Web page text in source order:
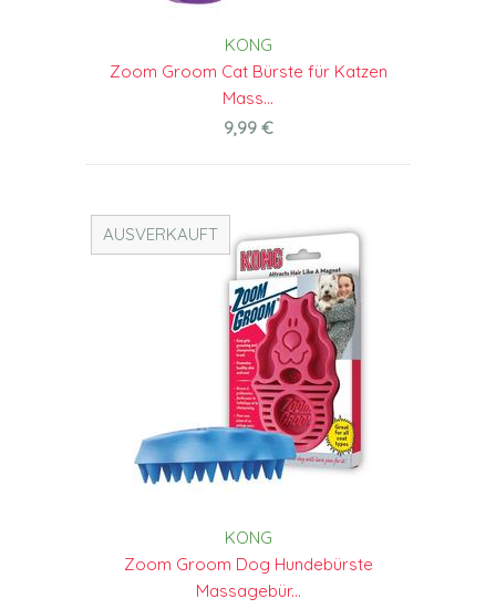
KONG
Zoom Groom Cat Bürste für Katzen
Mass...
9,99 €
AUSVERKAUFT
KONG
Zoom Groom Dog Hundebürste
Massagebür...